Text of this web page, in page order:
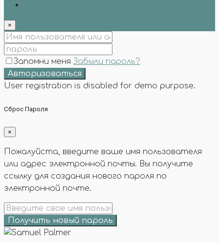
×
Запомни меня Забыли пароль?
Авторизоваться
User registration is disabled for demo purpose.
Сброс Пароля
×
Пожалуйста, введите ваше имя пользователя
или адрес электронной почты. Вы получите
ссылку для создания нового пароля по
электронной почте.
Получить новый пароль